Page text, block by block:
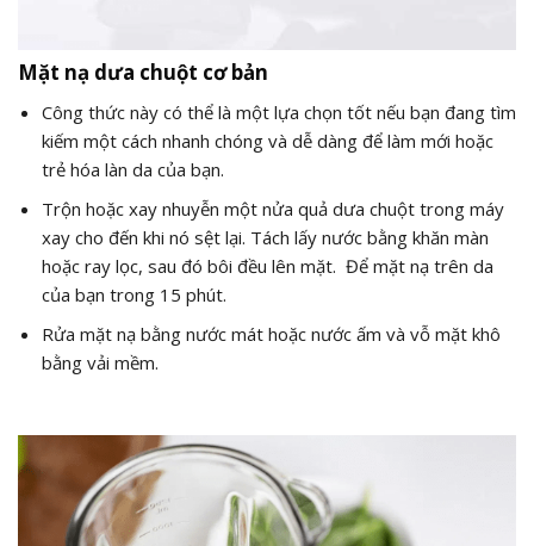
Mặt nạ dưa chuột cơ bản
Công thức này có thể là một lựa chọn tốt nếu bạn đang tìm
kiếm một cách nhanh chóng và dễ dàng để làm mới hoặc
trẻ hóa làn da của bạn.
Trộn hoặc xay nhuyễn một nửa quả dưa chuột trong máy
xay cho đến khi nó sệt lại. Tách lấy nước bằng khăn màn
hoặc ray lọc, sau đó bôi đều lên mặt. Để mặt nạ trên da
của bạn trong 15 phút.
Rửa mặt nạ bằng nước mát hoặc nước ấm và vỗ mặt khô
bằng vải mềm.